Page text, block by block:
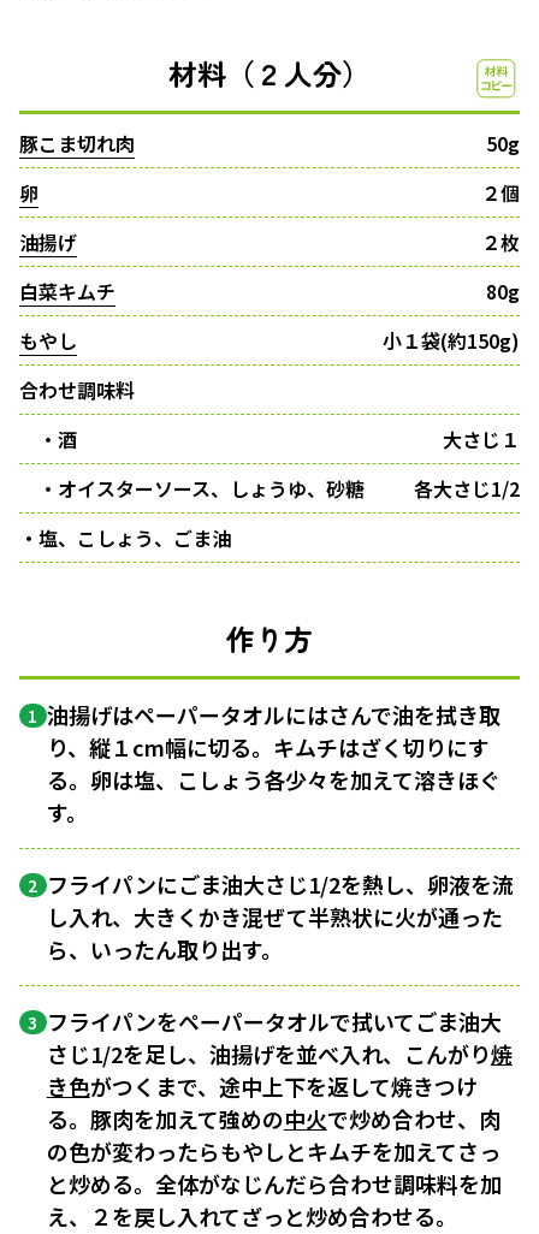
材料（２人分）
豚こま切れ肉
50g
卵
２個
油揚げ
２枚
白菜キムチ
80g
もやし
小１袋(約150g)
合わせ調味料
・酒
大さじ１
・オイスターソース、しょうゆ、砂糖
各大さじ1/2
・塩、こしょう、ごま油
作り方
1 油揚げはペーパータオルにはさんで油を拭き取
り、縦１cm幅に切る。キムチはざく切りにす
る。卵は塩、こしょう各少々を加えて溶きほぐ
す。
2 フライパンにごま油大さじ1/2を熱し、卵液を流
し入れ、大きくかき混ぜて半熟状に火が通った
ら、いったん取り出す。
3 フライパンをペーパータオルで拭いてごま油大
さじ1/2を足し、油揚げを並べ入れ、こんがり焼
き色がつくまで、途中上下を返して焼きつけ
る。豚肉を加えて強めの中火で炒め合わせ、肉
の色が変わったらもやしとキムチを加えてさっ
と炒める。全体がなじんだら合わせ調味料を加
え、２を戻し入れてざっと炒め合わせる。